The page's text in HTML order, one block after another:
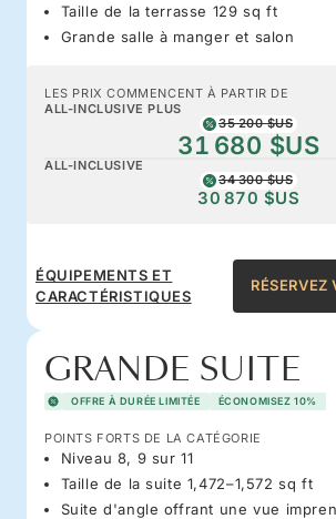
Taille de la terrasse 129 sq ft
Grande salle à manger et salon
LES PRIX COMMENCENT À PARTIR DE
ALL-INCLUSIVE PLUS
35 200 $US
31 680 $US
ALL-INCLUSIVE
34 300 $US
30 870 $US
ÉQUIPEMENTS ET
CARACTÉRISTIQUES
RÉSERVEZ
GRANDE SUITE
OFFRE À DURÉE LIMITÉE ÉCONOMISEZ 10%
POINTS FORTS DE LA CATÉGORIE
Niveau 8, 9 sur 11
Taille de la suite 1,472–1,572 sq ft
Suite d'angle offrant une vue